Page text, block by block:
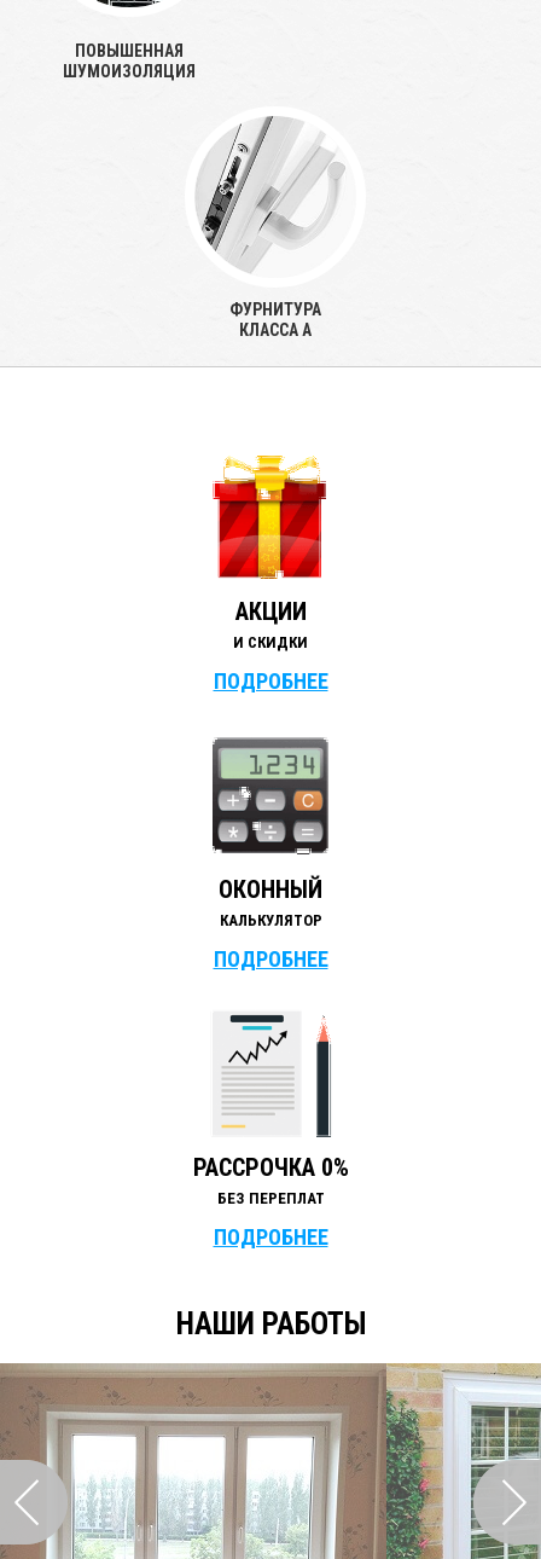
ПОВЫШЕННАЯ
ШУМОИЗОЛЯЦИЯ
ФУРНИТУРА
КЛАССА А
АКЦИИ
И СКИДКИ
ПОДРОБНЕЕ
ОКОННЫЙ
КАЛЬКУЛЯТОР
ПОДРОБНЕЕ
РАССРОЧКА 0%
БЕЗ ПЕРЕПЛАТ
ПОДРОБНЕЕ
НАШИ РАБОТЫ